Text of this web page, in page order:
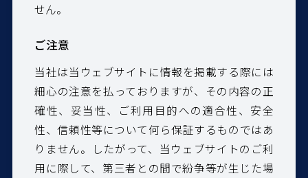
せん。
ご注意
当社は当ウェブサイトに情報を掲載する際には
細心の注意を払っておりますが、その内容の正
確性、妥当性、ご利用目的への適合性、安全
性、信頼性等について何ら保証するものではあ
りません。したがって、当ウェブサイトのご利
用に際して、第三者との間で紛争等が生じた場